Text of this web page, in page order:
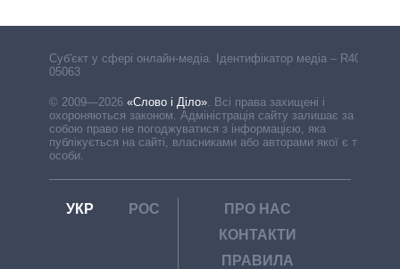
Cуб'єкт у сфері онлайн-медіа. Ідентифікатор медіа – R40-
05063
© 2009—2026 «Слово і Діло». Всі права захищені і
охороняються законом. Адміністрація сайту залишає за
собою право не погоджуватися з інформацією, яка
публікується на сайті, власниками або авторами якої є треті
особи.
УКР РОС
ПРО НАС
КОНТАКТИ
ПРАВИЛА